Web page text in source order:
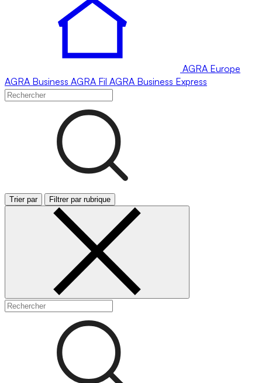
AGRA Europe
AGRA Business AGRA Fil AGRA Business Express
Trier par Filtrer par rubrique